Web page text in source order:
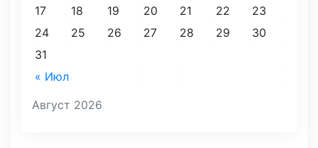
Август 2026
« Июл
17
18 19 20 21 22
23
24
25 26 27 28 29
30
31